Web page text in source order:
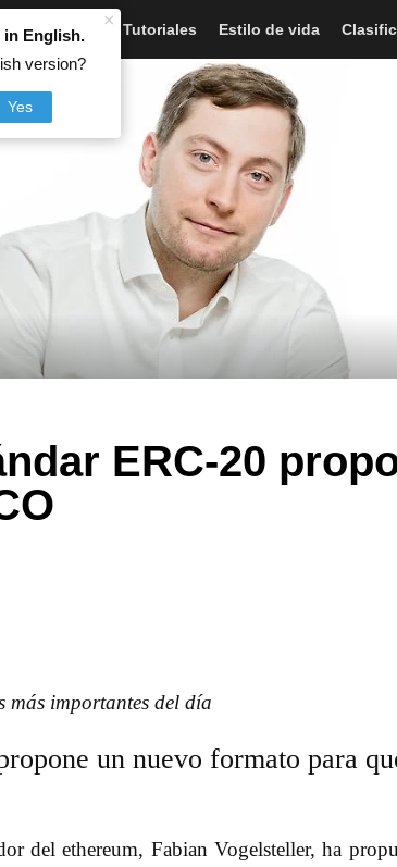
×
in English.
version?
Yes
Noticias Tutoriales Estilo de vida
ERC-20
más importantes del día
un nuevo formato para
del ethereum, Fabian Vogelsteller, ha